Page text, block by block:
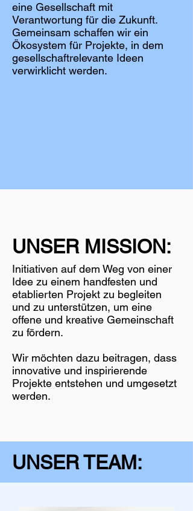
eine Gesellschaft mit
Verantwortung für die Zukunft.
Gemeinsam schaffen wir ein
Ökosystem für Projekte, in dem
gesellschaftrelevante Ideen
verwirklicht werden.
UNSER MISSION:
Initiativen auf dem Weg von einer
Idee zu einem handfesten und
etablierten Projekt zu begleiten
und zu unterstützen, um eine
offene und kreative Gemeinschaft
zu fördern.
Wir möchten dazu beitragen, dass
innovative und inspirierende
Projekte entstehen und umgesetzt
werden.
UNSER TEAM: